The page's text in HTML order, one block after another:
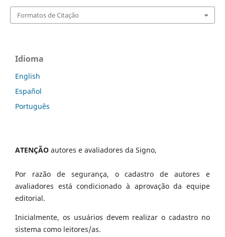
Formatos de Citação
Idioma
English
Español
Português
ATENÇÃO autores e avaliadores da Signo,
Por razão de segurança, o cadastro de autores e
avaliadores está condicionado à aprovação da equipe
editorial.
Inicialmente, os usuários devem realizar o cadastro no
sistema como leitores/as.